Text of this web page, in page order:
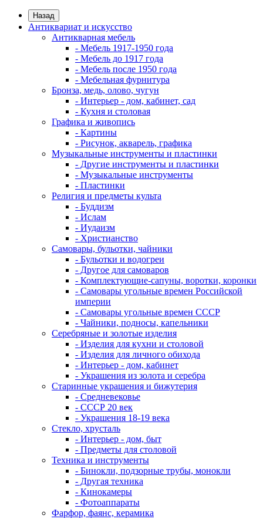
Назад
Антиквариат и искусство
Антикварная мебель
- Мебель 1917-1950 года
- Мебель до 1917 года
- Мебель после 1950 года
- Мебельная фурнитура
Бронза, медь, олово, чугун
- Интерьер - дом, кабинет, сад
- Кухня и столовая
Графика и живопись
- Картины
- Рисунок, акварель, графика
Музыкальные инструменты и пластинки
- Другие инструменты и пластинки
- Музыкальные инструменты
- Пластинки
Религия и предметы культа
- Буддизм
- Ислам
- Иудаизм
- Христианство
Самовары, бульотки, чайники
- Бульотки и водогреи
- Другое для самоваров
- Комплектующие-сапуны, воротки, коронки
- Самовары угольные времен Российской
империи
- Самовары угольные времен СССР
- Чайники, подносы, капельники
Серебряные и золотые изделия
- Изделия для кухни и столовой
- Изделия для личного обихода
- Интерьер - дом, кабинет
- Украшения из золота и серебра
Старинные украшения и бижутерия
- Средневековье
- СССР 20 век
- Украшения 18-19 века
Стекло, хрусталь
- Интерьер - дом, быт
- Предметы для столовой
Техника и инструменты
- Бинокли, подзорные трубы, монокли
- Другая техника
- Кинокамеры
- Фотоаппараты
Фарфор, фаянс, керамика